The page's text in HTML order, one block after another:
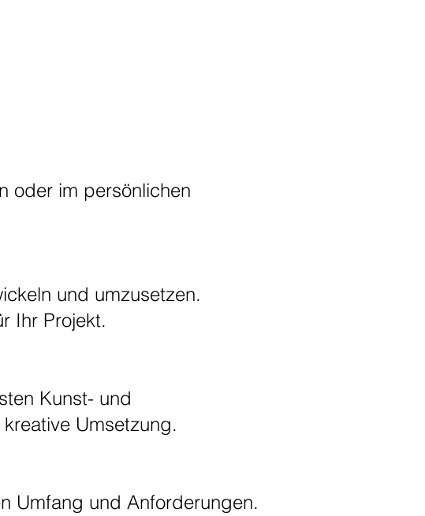
oder im persönlichen
und umzusetzen.
Ihr Projekt.
Kunst- und
Umsetzung.
Umfang und Anforderungen.